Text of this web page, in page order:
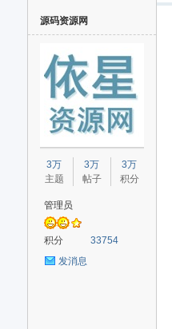
源码资源网
3万
主题
3万
帖子
3万
积分
管理员
积分
33754
发消息